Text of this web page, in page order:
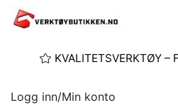
KVALITETSVERKTØY –
Logg inn/Min konto